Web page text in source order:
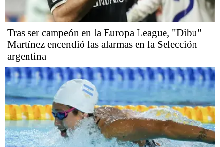
Tras ser campeón en la Europa League, "Dibu"
Martínez encendió las alarmas en la Selección
argentina